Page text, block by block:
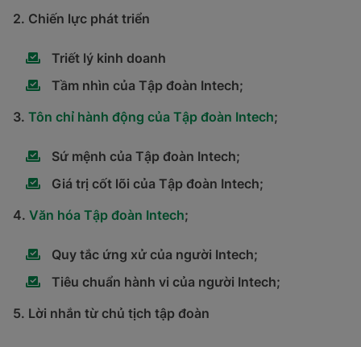
2. Chiến lực phát triển
Triết lý kinh doanh
Tầm nhìn của Tập đoàn Intech;
3. Tôn chỉ hành động của Tập đoàn Intech;
Sứ mệnh của Tập đoàn Intech;
Giá trị cốt lõi của Tập đoàn Intech;
4. Văn hóa Tập đoàn Intech;
Quy tắc ứng xử của người Intech;
Tiêu chuẩn hành vi của người Intech;
5. Lời nhắn từ chủ tịch tập đoàn